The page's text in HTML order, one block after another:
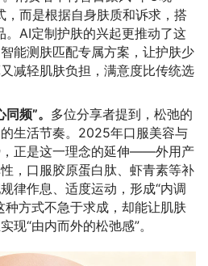
，而是根据自身肤质和诉求，搭
。AI定制护肤的兴起更推动了这
能测肤匹配专属方案，让护肤少
减轻肌肤负担，满意度比传统选
频”。 多位分享者提到，松弛的
生活节奏。2025年口服美容与
正是这一理念的延伸——外用产
，口服胶原蛋白肽、虾青素等补
律作息、适度运动，形成“内调
种方式不急于求成，却能让肌肤
现“由内而外的松弛感”。